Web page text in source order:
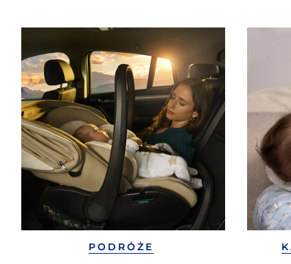
PODRÓŻE